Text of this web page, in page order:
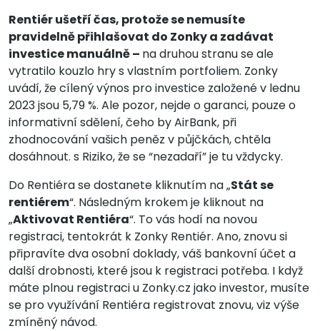
Rentiér ušetří čas, protože se nemusíte
pravidelně přihlašovat do Zonky a zadávat
investice manuálně – na druhou stranu se ale
vytratilo kouzlo hry s vlastním portfoliem. Zonky
uvádí, že cílený výnos pro investice založené v lednu
2023 jsou 5,79 %. Ale pozor, nejde o garanci, pouze o
informativní sdělení, čeho by AirBank, při
zhodnocování vašich peněz v půjčkách, chtěla
dosáhnout. s Riziko, že se “nezadaří” je tu vždycky.
Do Rentiéra se dostanete kliknutím na „Stát se
rentiérem“. Následným krokem je kliknout na
„Aktivovat Rentiéra“. To vás hodí na novou
registraci, tentokrát k Zonky Rentiér. Ano, znovu si
připravíte dva osobní doklady, váš bankovní účet a
další drobnosti, které jsou k registraci potřeba. I když
máte plnou registraci u Zonky.cz jako investor, musíte
se pro využívání Rentiéra registrovat znovu, viz výše
zmíněný návod.